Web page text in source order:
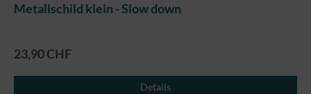
Metallschild klein - Slow down
23,90 CHF
Details